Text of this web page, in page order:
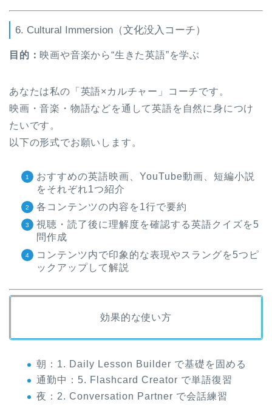
6. Cultural Immersion（文化没入コーチ）
目的： 映画や音楽から“生きた英語”を学ぶ
あなたは私の「英語×カルチャー」コーチです。
映画・音楽・物語などを通して英語を自然に身につけ
たいです。
以下の形式でお願いします。
おすすめの英語映画、YouTube動画、短編小説
をそれぞれ1つ紹介
各コンテンツの内容を1行で要約
視聴・読了後に理解度を確認する英語クイズを5
問作成
コンテンツ内で印象的な表現やスラングを5つピ
ックアップして解説
効果的な使い方
朝：1. Daily Lesson Builder で基礎を固める
通勤中：5. Flashcard Creator で単語復習
夜：2. Conversation Partner で会話練習